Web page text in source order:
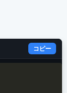
コピー